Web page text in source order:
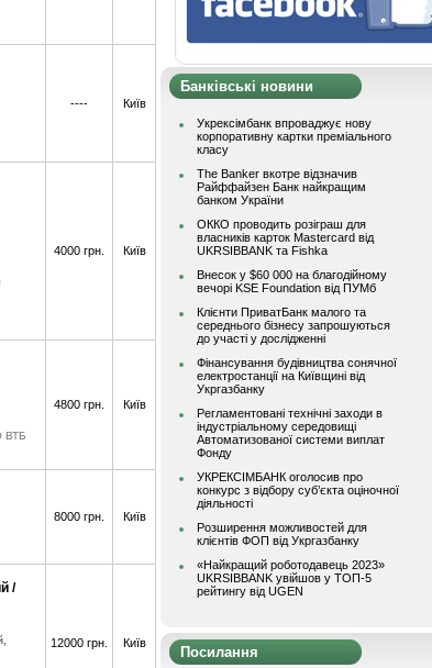
---- Київ
4000 грн. Київ
ВТБ
4800 грн. Київ
8000 грн. Київ
/
12000 грн. Київ
Банківські новини
Укрексімбанк впроваджує нову
корпоративну картки преміального
класу
The Banker вкотре відзначив
Райффайзен Банк найкращим
банком України
ОККО проводить розіграш для
власників карток Mastercard від
UKRSIBBANK та Fishka
Внесок у $60 000 на благодійному
вечорі KSE Foundation від ПУМб
Клієнти ПриватБанк малого та
середнього бізнесу запрошуються
до участі у дослідженні
Фінансування будівництва сонячної
електростанції на Київщині від
Укргазбанку
Регламентовані технічні заходи в
індустріальному середовищі
Автоматизованої системи виплат
Фонду
УКРЕКСІМБАНК оголосив про
конкурс з відбору суб’єкта оціночної
діяльності
Розширення можливостей для
клієнтів ФОП від Укргазбанку
«Найкращий роботодавець 2023»
UKRSIBBANK увійшов у ТОП-5
рейтингу від UGEN
Посилання